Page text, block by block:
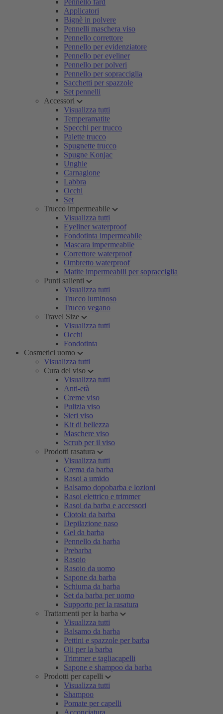
Pennello fard
Applicatori
Bignè in polvere
Pennelli maschera viso
Pennello correttore
Pennello per evidenziatore
Pennello per eyeliner
Pennello per polveri
Pennello per sopracciglia
Sacchetti per spazzole
Set pennelli
Accessori
Visualizza tutti
Temperamatite
Specchi per trucco
Palette trucco
Spugnette trucco
Spugne Konjac
Unghie
Carnagione
Labbra
Occhi
Set
Trucco impermeabile
Visualizza tutti
Eyeliner waterproof
Fondotinta impermeabile
Mascara impermeabile
Correttore waterproof
Ombretto waterproof
Matite impermeabili per sopracciglia
Punti salienti
Visualizza tutti
Trucco luminoso
Trucco vegano
Travel Size
Visualizza tutti
Occhi
Fondotinta
Cosmetici uomo
Visualizza tutti
Cura del viso
Visualizza tutti
Anti-età
Creme viso
Pulizia viso
Sieri viso
Kit di bellezza
Maschere viso
Scrub per il viso
Prodotti rasatura
Visualizza tutti
Crema da barba
Rasoi a umido
Balsamo dopobarba e lozioni
Rasoi elettrico e trimmer
Rasoi da barba e accessori
Ciotola da barba
Depilazione naso
Gel da barba
Pennello da barba
Prebarba
Rasoio
Rasoio da uomo
Sapone da barba
Schiuma da barba
Set da barba per uomo
Supporto per la rasatura
Trattamenti per la barba
Visualizza tutti
Balsamo da barba
Pettini e spazzole per barba
Oli per la barba
Trimmer e tagliacapelli
Sapone e shampoo da barba
Prodotti per capelli
Visualizza tutti
Shampoo
Pomate per capelli
Acconciatura